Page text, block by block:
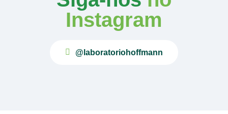
Instagram
@laboratoriohoffmann